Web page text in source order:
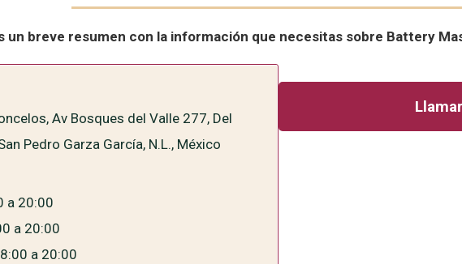
un breve resumen con la información que necesitas sobre Battery
Av Bosques del Valle 277, Del
Pedro Garza García, N.L., México
a 20:00
a 20:00
a 20:00